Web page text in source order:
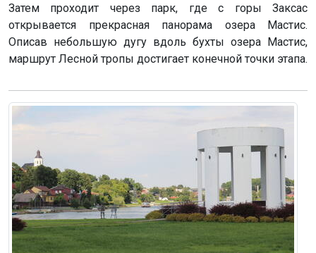
Затем проходит через парк, где с горы Заксас
открывается прекрасная панорама озера Мастис.
Описав небольшую дугу вдоль бухты озера Мастис,
маршрут Лесной тропы достигает конечной точки этапа.